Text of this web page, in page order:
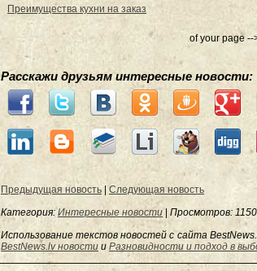
Преимущества кухни на заказ
of your page --
Расскажи друзьям интересные новости:
Предыдущая новость
Следующая новость
Категория:Интересные новости Просмотров:
Использование текстов новостей с сайта
BestNews.lv новости и Разновидности и подход в